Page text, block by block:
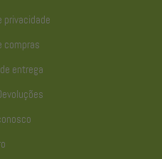
privacidade
compras
entrega